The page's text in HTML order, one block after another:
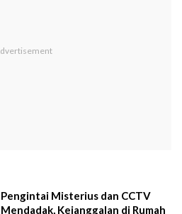
Pengintai Misterius dan CCTV
Mendadak, Kejanggalan di Rumah